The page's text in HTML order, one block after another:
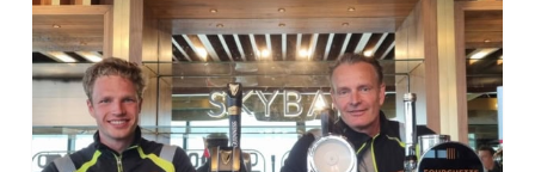
Hoge
Duin
opgeleverd